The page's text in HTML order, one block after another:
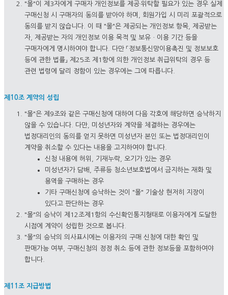
"몰"이 제3자에게 구매자 개인정보를 제공·위탁할 필요가 있는 경우 실제
구매신청 시 구매자의 동의를 받아야 하며, 회원가입 시 미리 포괄적으로
동의를 받지 않습니다. 이 때 "몰"은 제공되는 개인정보 항목, 제공받는
자, 제공받는 자의 개인정보 이용 목적 및 보유ㆍ이용 기간 등을
구매자에게 명시하여야 합니다. 다만 「정보통신망이용촉진 및 정보보호
등에 관한 법률」 제25조 제1항에 의한 개인정보 취급위탁의 경우 등
관련 법령에 달리 정함이 있는 경우에는 그에 따릅니다.
제10조 계약의 성립
"몰"은 제9조와 같은 구매신청에 대하여 다음 각호에 해당하면 승낙하지
않을 수 있습니다. 다만, 미성년자와 계약을 체결하는 경우에는
법정대리인의 동의를 얻지 못하면 미성년자 본인 또는 법정대리인이
계약을 취소할 수 있다는 내용을 고지하여야 합니다.
신청 내용에 허위, 기재누락, 오기가 있는 경우
미성년자가 담배, 주류등 청소년보호법에서 금지하는 재화 및
용역을 구매하는 경우
기타 구매신청에 승낙하는 것이 "몰" 기술상 현저히 지장이
있다고 판단하는 경우
"몰"의 승낙이 제12조제1항의 수신확인통지형태로 이용자에게 도달한
시점에 계약이 성립한 것으로 봅니다.
"몰"의 승낙의 의사표시에는 이용자의 구매 신청에 대한 확인 및
판매가능 여부, 구매신청의 정정 취소 등에 관한 정보등을 포함하여야
합니다.
제11조 지급방법